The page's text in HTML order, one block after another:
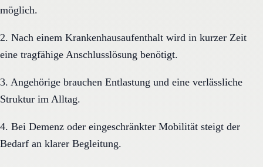
möglich.
2. Nach einem Krankenhausaufenthalt wird in kurzer Zeit
eine tragfähige Anschlusslösung benötigt.
3. Angehörige brauchen Entlastung und eine verlässliche
Struktur im Alltag.
4. Bei Demenz oder eingeschränkter Mobilität steigt der
Bedarf an klarer Begleitung.